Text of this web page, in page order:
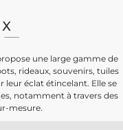
une large gamme de
rideaux, souvenirs, tuiles
leur éclat étincelant. Elle se
notamment à travers des
mesure.